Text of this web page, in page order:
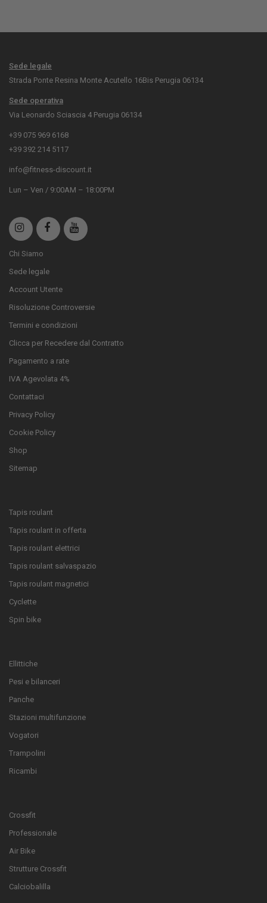
Sede legale
Strada Ponte Resina Monte Acutello 16Bis Perugia 06134
Sede operativa
Via Leonardo Sciascia 4 Perugia 06134
+39 075 969 6168
+39 392 214 5117
info@fitness-discount.it
Lun – Ven / 9:00AM – 18:00PM
Chi Siamo
Sede legale
Account Utente
Risoluzione Controversie
Termini e condizioni
Clicca per Recedere dal Contratto
Pagamento a rate
IVA Agevolata 4%
Contattaci
Privacy Policy
Cookie Policy
Shop
Sitemap
Tapis roulant
Tapis roulant in offerta
Tapis roulant elettrici
Tapis roulant salvaspazio
Tapis roulant magnetici
Cyclette
Spin bike
Ellittiche
Pesi e bilanceri
Panche
Stazioni multifunzione
Vogatori
Trampolini
Ricambi
Crossfit
Professionale
Air Bike
Strutture Crossfit
Calciobalilla